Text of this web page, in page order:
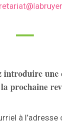
introduire une
prochaine
à